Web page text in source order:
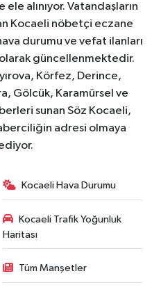
alınıyor. Vatandaşların
Kocaeli nöbetçi eczane
durumu ve vefat ilanları
güncellenmektedir.
Körfez, Derince,
Gölcük, Karamürsel ve
sunan Söz Kocaeli,
adresi olmaya
Kocaeli Hava Durumu
Kocaeli Trafik Yoğunluk
Haritası
Tüm Manşetler